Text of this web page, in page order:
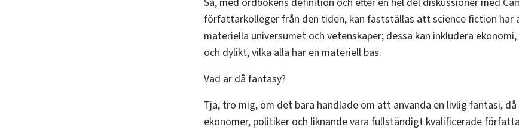
författarkolleger från den tiden, kan fastställas att science fiction har
materiella universumet och vetenskaper; dessa kan inkludera
och dylikt, vilka alla har en materiell bas.
Vad är då fantasy?
Tja, tro mig, om det bara handlade om att använda en livlig fantasi, då
ekonomer, politiker och liknande vara fullständigt kvalificerade